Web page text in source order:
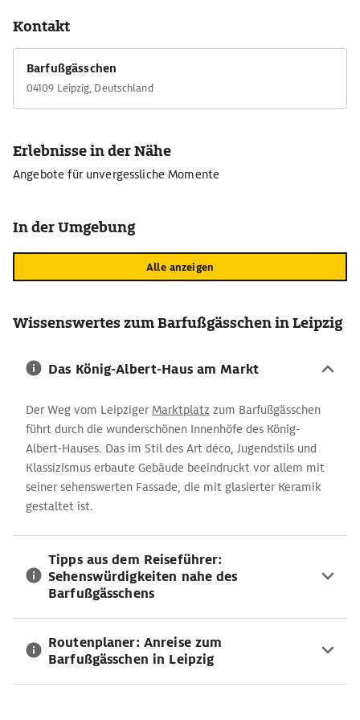
sich auf dem Drallewatsch eine Reise durch die
unterschiedlichsten Aromen und Genüsse unternehmen.
Kontakt
Barfußgässchen
04109 Leipzig, Deutschland
Erlebnisse in der Nähe
Angebote für unvergessliche Momente
In der Umgebung
Alle anzeigen
Wissenswertes zum Barfußgässchen in Leipzig
Das König-Albert-Haus am Markt
Der Weg vom LeipzigerMarktplatz zum Barfußgässchen
führt durch die wunderschönen Innenhöfe des König-
Albert-Hauses. Das im Stil des Art déco, Jugendstils und
Klassizismus erbaute Gebäude beeindruckt vor allem mit
seiner sehenswerten Fassade, die mit glasierter Keramik
gestaltet ist.
Tipps aus dem Reiseführer:
Sehenswürdigkeiten nahe des
Barfußgässchens
Routenplaner: Anreise zum
Barfußgässchen in Leipzig